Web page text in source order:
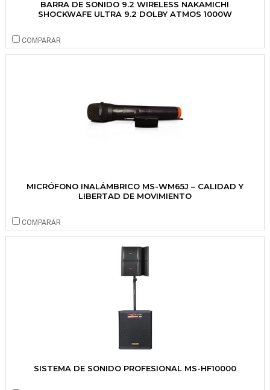
BARRA DE SONIDO 9.2 WIRELESS NAKAMICHI
SHOCKWAFE ULTRA 9.2 DOLBY ATMOS 1000W
COMPARAR
MICRÓFONO INALÁMBRICO MS-WM65J – CALIDAD Y
LIBERTAD DE MOVIMIENTO
COMPARAR
SISTEMA DE SONIDO PROFESIONAL MS-HF10000